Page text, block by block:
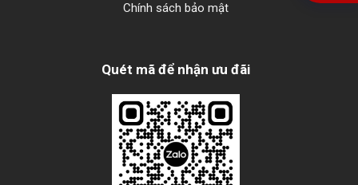
Chính sách bảo mật
Quét mã để nhận ưu đãi